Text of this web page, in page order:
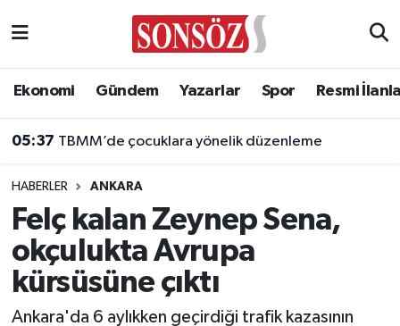
Ekonomi Gündem Yazarlar Spor Resmi
05:37 TBMM’de çocuklara yönelik düzenleme
HABERLER ANKARA
Felç kalan Zeynep Sena,
okçulukta Avrupa
kürsüsüne çıktı
Ankara'da 6 aylıkken geçirdiği trafik kazasının
Asayiş
Biyografi
Çevre
Diğer
Ankara Nöbetçi Eczaneler
Ankara Trafik Yoğunluk Haritası
Süper Lig Puan Durumu ve Fikstür
Tüm Manşetler